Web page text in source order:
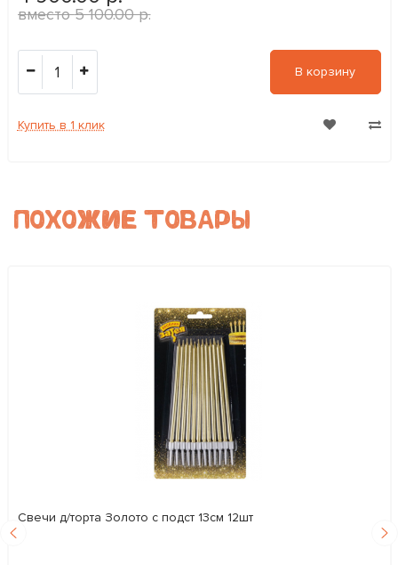
5 100.00 р.
1 В корзину
Купить в 1 клик
ПОХОЖИЕ ТОВАРЫ
Свечи д/торта Золото с подст 13см 12шт